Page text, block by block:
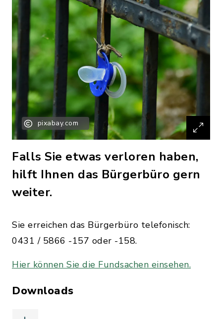
pixabay.com
Falls Sie etwas verloren haben,
hilft Ihnen das Bürgerbüro gern
weiter.
Sie erreichen das Bürgerbüro telefonisch:
0431 / 5866 -157 oder -158.
Hier können Sie die Fundsachen einsehen.
Downloads